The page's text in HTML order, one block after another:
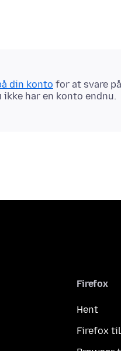
din konto for at svare
ikke har en konto endnu.
Firefox
Hent
Firefox